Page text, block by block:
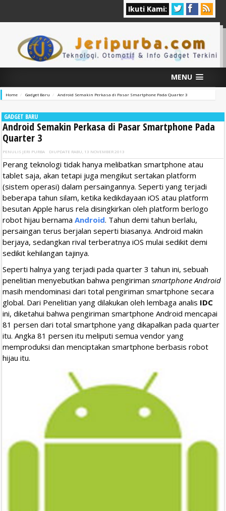
Ikuti Kami:
MENU
Home Gadget Baru Android Semakin Perkasa di Pasar Smartphone Pada Quarter 3
GADGET BARU
Android Semakin Perkasa di Pasar Smartphone Pada
Quarter 3
PENULIS JERI PURBA DIUPDATE RABU, 13 NOVEMBER 2013
Perang teknologi tidak hanya melibatkan smartphone atau
tablet saja, akan tetapi juga mengikut sertakan platform
(sistem operasi) dalam persaingannya. Seperti yang terjadi
beberapa tahun silam, ketika kedikdayaan iOS atau platform
besutan Apple harus rela disingkirkan oleh platform berlogo
robot hijau bernama Android. Tahun demi tahun berlalu,
persaingan terus berjalan seperti biasanya. Android makin
berjaya, sedangkan rival terberatnya iOS mulai sedikit demi
sedikit kehilangan tajinya.
Seperti halnya yang terjadi pada quarter 3 tahun ini, sebuah
penelitian menyebutkan bahwa pengiriman smartphone Android
masih mendominasi dari total pengiriman smartphone secara
global. Dari Penelitian yang dilakukan oleh lembaga analis IDC
ini, diketahui bahwa pengiriman smartphone Android mencapai
81 persen dari total smartphone yang dikapalkan pada quarter
itu. Angka 81 persen itu meliputi semua vendor yang
memproduksi dan menciptakan smartphone berbasis robot
hijau itu.